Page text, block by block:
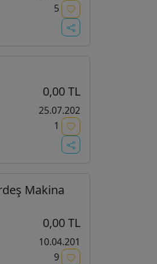
5
0,00 TL
25.07.202
1
Makina
0,00 TL
10.04.201
9